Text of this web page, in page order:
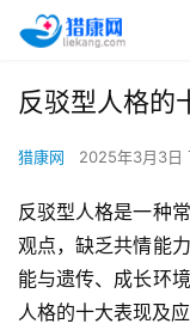
反驳型人格的
猎康网 2025年3月3日
反驳型人格是一种
观点，缺乏共情能
能与遗传、成长环
人格的十大表现及应